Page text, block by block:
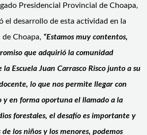
Presidencial Provincial de Choapa,
el desarrollo de esta actividad en la
Choapa, “Estamos muy contentos,
que adquirió la comunidad
Escuela Juan Carrasco Risco junto a su
lo que nos permite llegar con
y en forma oportuna el llamado a la
forestales, el desafío es importante y
los niños y los menores, podemos